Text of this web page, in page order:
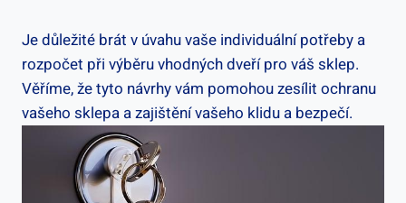
Je důležité brát v úvahu vaše individuální potřeby a
rozpočet při výběru vhodných dveří pro váš sklep.
Věříme, že tyto návrhy vám pomohou zesílit ochranu
vašeho sklepa a zajištění vašeho klidu a bezpečí.